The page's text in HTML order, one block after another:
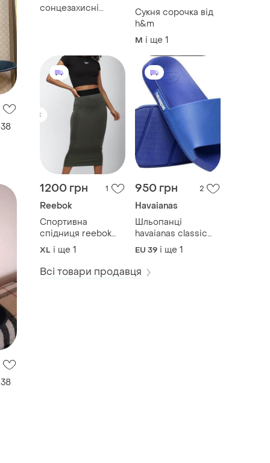
сонцезахисні
Сукня сорочка від
h&m
M і ще 1
1200 грн 1
Reebok
Спортивна
спідниця reebok
.оргигінал на
дівчинку з
формами
XL і ще 1
950 грн 2
Havaianas
Шльопанці
havaianas classic
slides
EU 39 і ще 1
Всі товари продавця